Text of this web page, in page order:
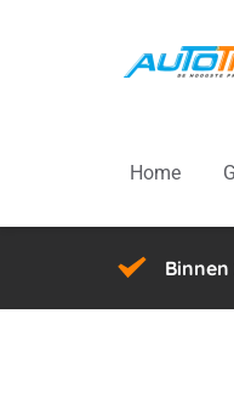
Home